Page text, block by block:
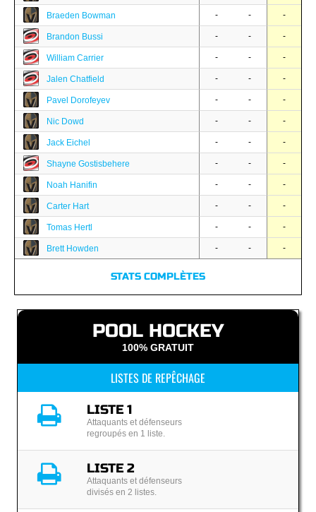
Braeden Bowman - - -
Brandon Bussi - - -
William Carrier - - -
Jalen Chatfield - - -
Pavel Dorofeyev - - -
Nic Dowd - - -
Jack Eichel - - -
Shayne Gostisbehere - - -
Noah Hanifin - - -
Carter Hart - - -
Tomas Hertl - - -
Brett Howden - - -
STATS COMPLÈTES
POOL HOCKEY
100% GRATUIT
LISTES DE REPÊCHAGE
LISTE 1
Attaquants et défenseurs
regroupés en 1 liste.
LISTE 2
Attaquants et défenseurs
divisés en 2 listes.